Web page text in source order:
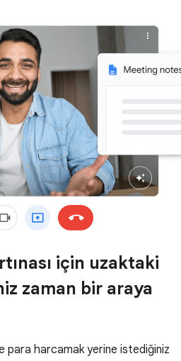
için uzaktaki
zaman bir araya
para harcamak yerine istediğiniz